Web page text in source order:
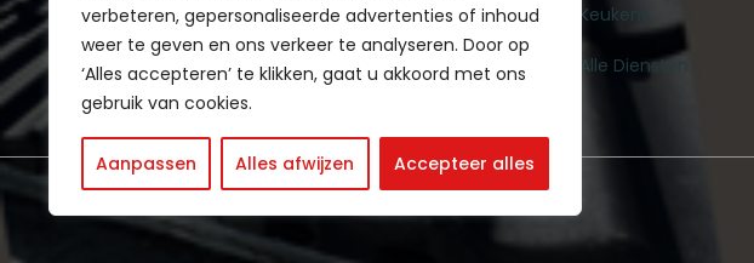
verbeteren, gepersonaliseerde advertenties of inhoud
weer te geven en ons verkeer te analyseren. Door op
‘Alles accepteren’ te klikken, gaat u akkoord met ons
gebruik van cookies.
Aanpassen Alles afwijzen Accepteer alles
Keukens
Alle Diensten